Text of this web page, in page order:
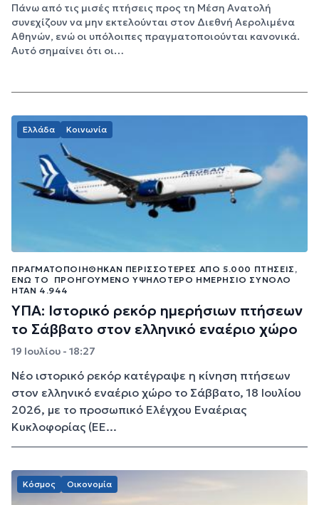
Πάνω από τις μισές πτήσεις προς τη Μέση Ανατολή
συνεχίζουν να μην εκτελούνται στον Διεθνή Αερολιμένα
Αθηνών, ενώ οι υπόλοιπες πραγματοποιούνται κανονικά.
Αυτό σημαίνει ότι οι…
Ελλάδα Κοινωνία
ΠΡΑΓΜΑΤΟΠΟΙΉΘΗΚΑΝ ΠΕΡΙΣΣΌΤΕΡΕΣ ΑΠΌ 5.000 ΠΤΉΣΕΙΣ,
ΕΝΏ ΤΟ ΠΡΟΗΓΟΎΜΕΝΟ ΥΨΗΛΌΤΕΡΟ ΗΜΕΡΉΣΙΟ ΣΎΝΟΛΟ
ΉΤΑΝ 4.944
ΥΠΑ: Ιστορικό ρεκόρ ημερήσιων πτήσεων
το Σάββατο στον ελληνικό εναέριο χώρο
19 Ιουλίου - 18:27
Νέο ιστορικό ρεκόρ κατέγραψε η κίνηση πτήσεων
στον ελληνικό εναέριο χώρο το Σάββατο, 18 Ιουλίου
2026, με το προσωπικό Ελέγχου Εναέριας
Κυκλοφορίας (ΕΕ...
Κόσμος Οικονομία